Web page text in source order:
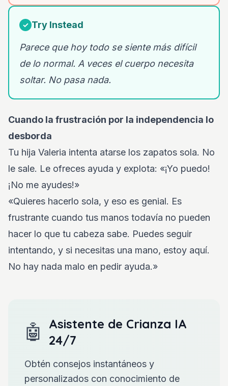
✓ Try Instead
Parece que hoy todo se siente más difícil
de lo normal. A veces el cuerpo necesita
soltar. No pasa nada.
Cuando la frustración por la independencia lo
desborda
Tu hija Valeria intenta atarse los zapatos sola. No
le sale. Le ofreces ayuda y explota: «¡Yo puedo!
¡No me ayudes!»
«Quieres hacerlo sola, y eso es genial. Es
frustrante cuando tus manos todavía no pueden
hacer lo que tu cabeza sabe. Puedes seguir
intentando, y si necesitas una mano, estoy aquí.
No hay nada malo en pedir ayuda.»
🤖
Asistente de Crianza IA
24/7
Obtén consejos instantáneos y
personalizados con conocimiento de